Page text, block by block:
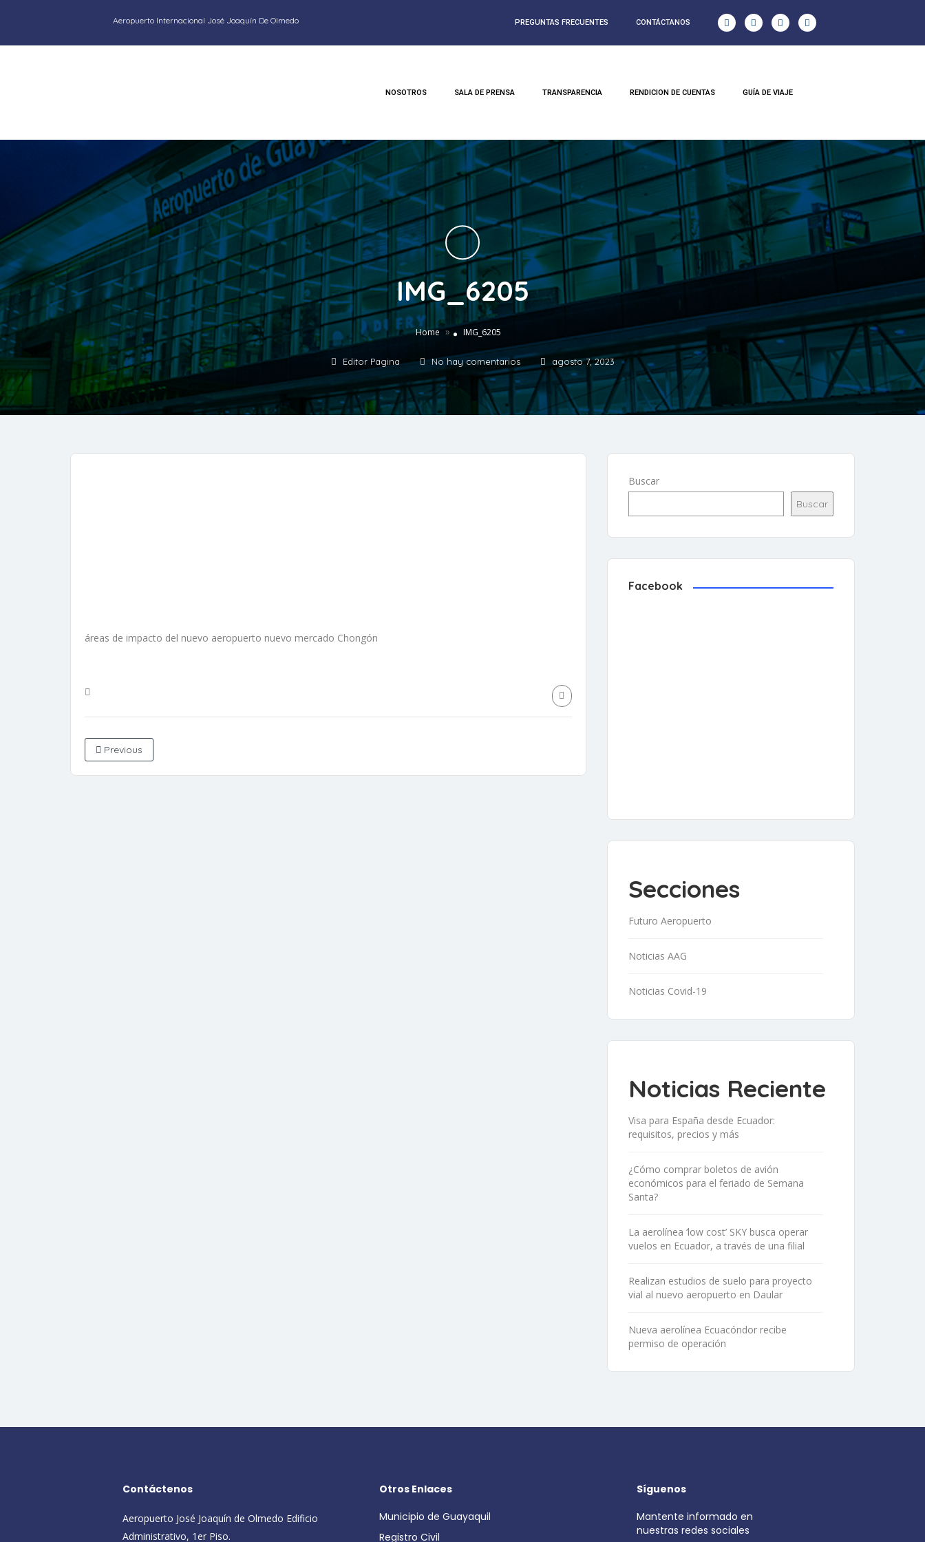
Aeropuerto Internacional José Joaquín De Olmedo PREGUNTAS FRECUENTES CONTÁCTANOS
NOSOTROS SALA DE PRENSA TRANSPARENCIA RENDICION DE CUENTAS GUÍA DE VIAJE
IMG_6205
Home » IMG_6205
Editor Pagina No hay comentarios agosto 7, 2023
áreas de impacto del nuevo aeropuerto nuevo mercado Chongón
Previous
Buscar
Buscar
Facebook
Secciones
Futuro Aeropuerto
Noticias AAG
Noticias Covid-19
Noticias Reciente
Visa para España desde Ecuador:
requisitos, precios y más
¿Cómo comprar boletos de avión
económicos para el feriado de Semana
Santa?
La aerolínea ‘low cost’ SKY busca operar
vuelos en Ecuador, a través de una filial
Realizan estudios de suelo para proyecto
vial al nuevo aeropuerto en Daular
Nueva aerolínea Ecuacóndor recibe
permiso de operación
Contáctenos
Aeropuerto José Joaquín de Olmedo Edificio
Administrativo, 1er Piso.
Otros Enlaces
Municipio de Guayaquil
Registro Civil
Síguenos
Mantente informado en
nuestras redes sociales